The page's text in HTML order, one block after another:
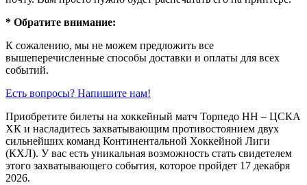
* Обратите внимание:
К сожалению, мы не можем предложить все
вышеперечисленные способы доставки и оплаты для всех
событий.
Есть вопросы? Напишите нам!
Приобретите билеты на хоккейный матч Торпедо НН – ЦСКА
ХК и насладитесь захватывающим противостоянием двух
сильнейших команд Континентальной Хоккейной Лиги
(КХЛ). У вас есть уникальная возможность стать свидетелем
этого захватывающего события, которое пройдет 17 декабря
2026.